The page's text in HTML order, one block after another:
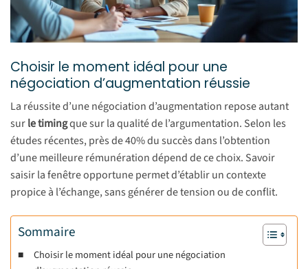
Choisir le moment idéal pour une
négociation d’augmentation réussie
La réussite d’une négociation d’augmentation repose autant
surle timingque sur la qualité de l’argumentation. Selon les
études récentes, près de 40% du succès dans l’obtention
d’une meilleure rémunération dépend de ce choix. Savoir
saisir la fenêtre opportune permet d’établir un contexte
propice à l’échange, sans générer de tension ou de conflit.
Sommaire
Choisir le moment idéal pour une négociation